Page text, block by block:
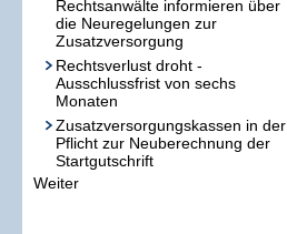
Rechtsanwälte informieren über
die Neuregelungen zur
Zusatzversorgung
Rechtsverlust droht -
Ausschlussfrist von sechs
Monaten
Zusatzversorgungskassen in der
Pflicht zur Neuberechnung der
Startgutschrift
Weiter